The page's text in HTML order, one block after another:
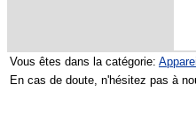
Vous êtes dans la catégorie:
En cas de doute, n'hésitez pas à